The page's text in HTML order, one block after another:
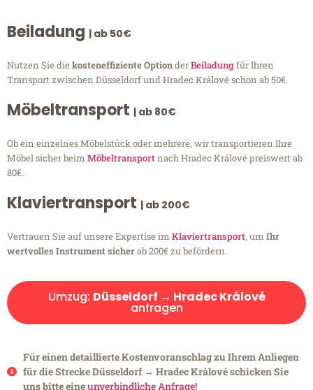
Beiladung | ab 50€
Nutzen Sie diekosteneffiziente OptionderBeiladungfür Ihren
Transport zwischen Düsseldorf und Hradec Králové schon ab 50€.
Möbeltransport | ab 80€
Ob ein einzelnes Möbelstück oder mehrere, wir transportieren Ihre
Möbel sicher beim Möbeltransportnach Hradec Králové preiswert ab
80€.
Klaviertransport | ab 200€
Vertrauen Sie auf unsere Expertise im Klaviertransport, um Ihr
wertvolles Instrument sicherab 200€ zu befördern.
Umzug: Düsseldorf → Hradec Králové
anfragen
Für einen detaillierte Kostenvoranschlag zu Ihrem Anliegen
für die Strecke Düsseldorf → Hradec Králové schicken Sie
uns bitte eineunverbindliche Anfrage!